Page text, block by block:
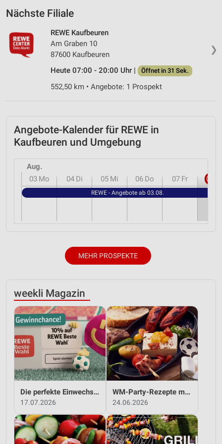
Nächste Filiale
❯
REWE Kaufbeuren
Am Graben 10
87600 Kaufbeuren
Heute 07:00 - 20:00 Uhr |
Öffnet in 31 Sek.
552,50 km • Angebote: 1 Prospekt
Angebote-Kalender für REWE in
Kaufbeuren und Umgebung
Aug.
03 Mo 04 Di 05 Mi 06 Do 07 Fr 08
REWE - Angebote ab 03.08.
MEHR PROSPEKTE
weekli Magazin
Die perfekte Einwechslung: Dein Fan-Bonus!*
17.07.2026
WM-Party-Rezepte mit REWE!
24.06.2026